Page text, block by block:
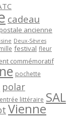
cadeau
ancienne
Deux-Sèvres
festival fleur
commémoratif
pochette
polar
littéraire SAL
Vienne